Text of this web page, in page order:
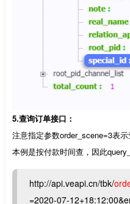
5.查询订单接口：
注意指定参数order_scene=3表示
本例是按付款时间查，因此
http://api.veapi.cn/tbk/
=2020-07-